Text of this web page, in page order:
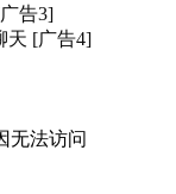
告3]
天 [广告4]
无法访问